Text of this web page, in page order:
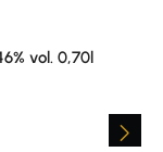
vol. 0,70l